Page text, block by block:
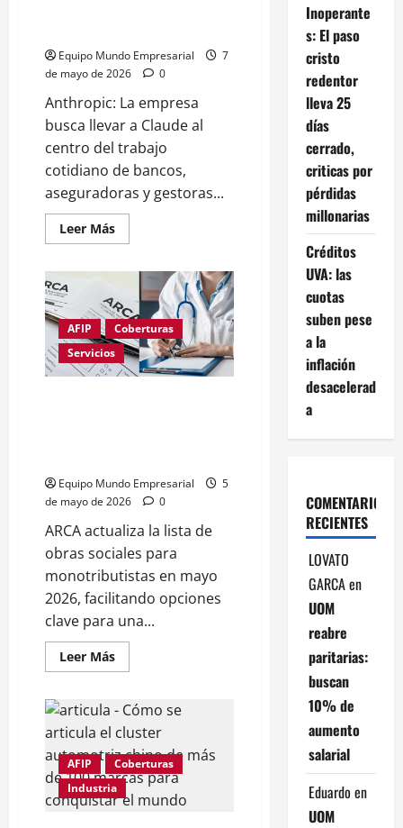
Equipo Mundo Empresarial
7
de mayo de 2026
0
Anthropic: La empresa
busca llevar a Claude al
centro del trabajo
cotidiano de bancos,
aseguradoras y gestoras...
Leer MásLeer
más
Anthropic
lanzó
agentes
de
IA
para
banca
y
finanzas
en
Wall
Street
AFIP
Coberturas
Servicios
Equipo Mundo Empresarial
5
de mayo de 2026
0
ARCA actualiza la lista de
obras sociales para
monotributistas en mayo
2026, facilitando opciones
clave para una...
Leer MásLeer
más
ARCA:
las
obras
disponibles
para
monotributistas
en
mayo
AFIP
Coberturas
Industria
Inoperante
s: El paso
cristo
redentor
lleva 25
días
cerrado,
criticas por
pérdidas
millonarias
Créditos
UVA: las
cuotas
suben pese
a la
inflación
desacelerad
a
COMENTARIOS
RECIENTES
LOVATO
GARCAen
UOM
reabre
paritarias:
buscan
10% de
aumento
salarial
Eduardo en
UOM